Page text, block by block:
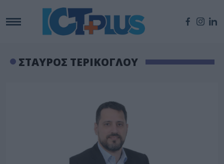
ΣΤΑΥΡΟΣ ΤΕΡΙΚΟΓΛΟΥ